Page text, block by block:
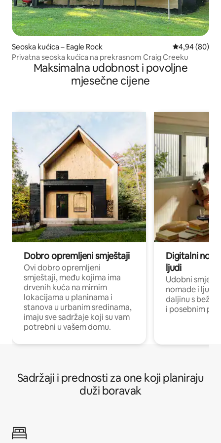
Seoska kućica – Eagle Rock Prosječna
4,94 (80)
Privatna seoska kućica na prekrasnom Craig Creeku
Maksimalna udobnost i povoljne
mjesečne cijene
Dobro opremljeni smještaji
Ovi dobro opremljeni
smještaji, među kojima ima
drvenih kuća na mirnim
lokacijama u planinama i
stanova u urbanim sredinama,
imaju sve sadržaje koji su vam
potrebni u vašem domu.
Digitalni
ljudi
Udobni
nomade i ljude
daljinu s
i posebnim
Sadržaji i prednosti za one koji planiraju
duži boravak